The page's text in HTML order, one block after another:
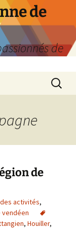
de
de
de
activités,
, Houiller,